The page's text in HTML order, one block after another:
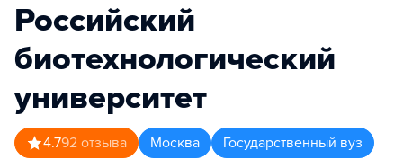
Российский
биотехнологический
университет
4.792 отзыва Москва Государственный вуз